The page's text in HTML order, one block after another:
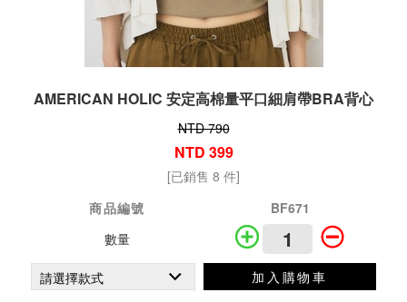
AMERICAN HOLIC 安定高棉量平口細肩帶BRA背心
NTD 790
NTD 399
[已銷售 8 件]
商品編號
BF671
數量
加入購物車